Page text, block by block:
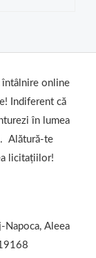
întâlnire online
Indiferent că
în lumea
Alătură-te
licitațiilor!
Napoca, Aleea